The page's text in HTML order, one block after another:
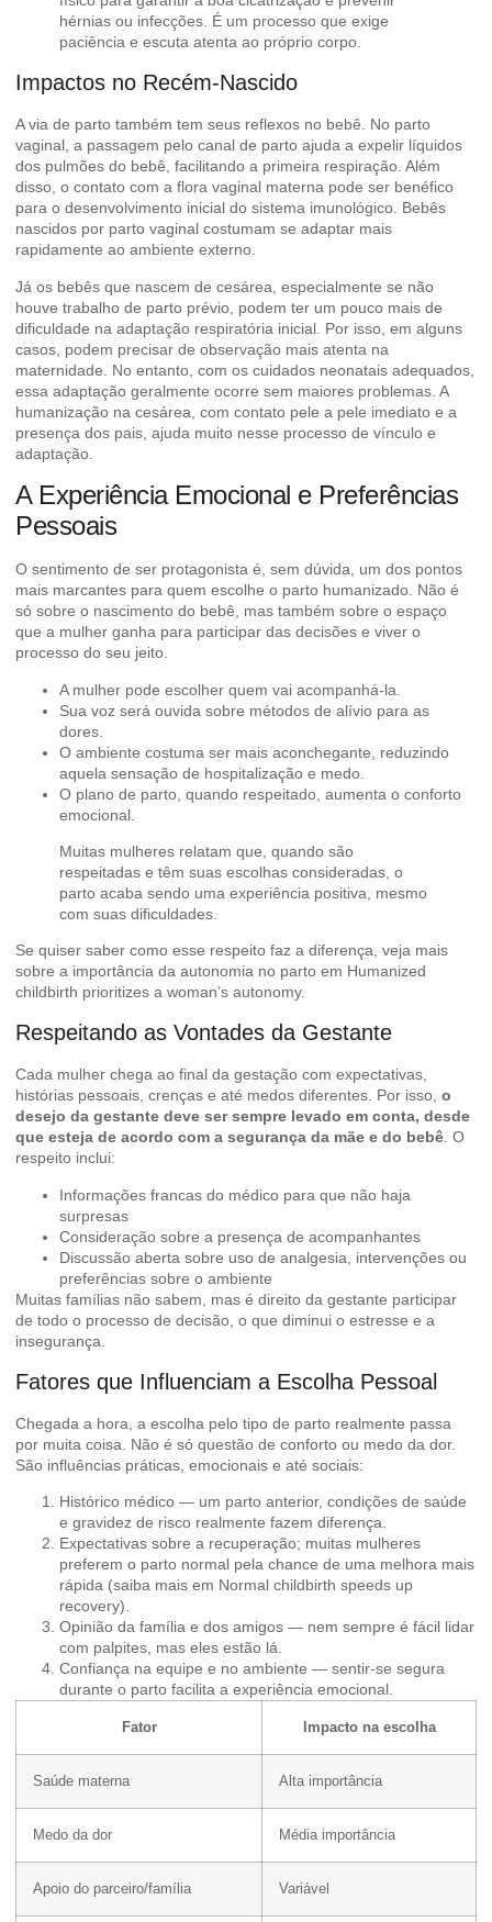
hérnias ou infecções. É um processo que exige
paciência e escuta atenta ao próprio corpo.
Impactos no Recém-Nascido
A via de parto também tem seus reflexos no bebê. No parto
vaginal, a passagem pelo canal de parto ajuda a expelir líquidos
dos pulmões do bebê, facilitando a primeira respiração. Além
disso, o contato com a flora vaginal materna pode ser benéfico
para o desenvolvimento inicial do sistema imunológico. Bebês
nascidos por parto vaginal costumam se adaptar mais
rapidamente ao ambiente externo.
Já os bebês que nascem de cesárea, especialmente se não
houve trabalho de parto prévio, podem ter um pouco mais de
dificuldade na adaptação respiratória inicial. Por isso, em alguns
casos, podem precisar de observação mais atenta na
maternidade. No entanto, com os cuidados neonatais adequados,
essa adaptação geralmente ocorre sem maiores problemas. A
humanização na cesárea, com contato pele a pele imediato e a
presença dos pais, ajuda muito nesse processo de vínculo e
adaptação.
A Experiência Emocional e Preferências
Pessoais
O sentimento de ser protagonista é, sem dúvida, um dos pontos
mais marcantes para quem escolhe o parto humanizado. Não é
só sobre o nascimento do bebê, mas também sobre o espaço
que a mulher ganha para participar das decisões e viver o
processo do seu jeito.
A mulher pode escolher quem vai acompanhá-la.
Sua voz será ouvida sobre métodos de alívio para as
dores.
O ambiente costuma ser mais aconchegante, reduzindo
aquela sensação de hospitalização e medo.
O plano de parto, quando respeitado, aumenta o conforto
emocional.
Muitas mulheres relatam que, quando são
respeitadas e têm suas escolhas consideradas, o
parto acaba sendo uma experiência positiva, mesmo
com suas dificuldades.
Se quiser saber como esse respeito faz a diferença, veja mais
sobre a importância da autonomia no parto em Humanized
childbirth prioritizes a woman’s autonomy.
Respeitando as Vontades da Gestante
Cada mulher chega ao final da gestação com expectativas,
histórias pessoais, crenças e até medos diferentes. Por isso, o
desejo da gestante deve ser sempre levado em conta, desde
que esteja de acordo com a segurança da mãe e do bebê. O
respeito inclui:
Informações francas do médico para que não haja
surpresas
Consideração sobre a presença de acompanhantes
Discussão aberta sobre uso de analgesia, intervenções ou
preferências sobre o ambiente
Muitas famílias não sabem, mas é direito da gestante participar
de todo o processo de decisão, o que diminui o estresse e a
insegurança.
Fatores que Influenciam a Escolha Pessoal
Chegada a hora, a escolha pelo tipo de parto realmente passa
por muita coisa. Não é só questão de conforto ou medo da dor.
São influências práticas, emocionais e até sociais:
Histórico médico — um parto anterior, condições de saúde
e gravidez de risco realmente fazem diferença.
Expectativas sobre a recuperação; muitas mulheres
preferem o parto normal pela chance de uma melhora mais
rápida (saiba mais em Normal childbirth speeds up
recovery).
Opinião da família e dos amigos — nem sempre é fácil lidar
com palpites, mas eles estão lá.
Confiança na equipe e no ambiente — sentir-se segura
durante o parto facilita a experiência emocional.
Fator Impacto na escolha
Saúde materna Alta importância
Medo da dor Média importância
Apoio do parceiro/família Variável